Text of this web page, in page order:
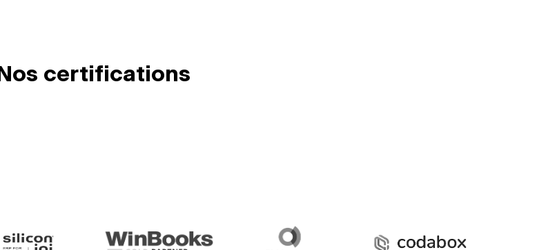
Nos certifications